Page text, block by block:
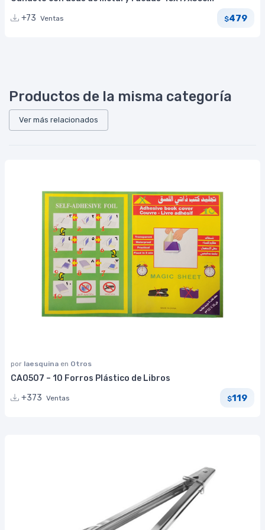
+73 Ventas $479
Productos de la misma categoría
Ver más relacionados
por laesquina en Otros
CA0507 – 10 Forros Plástico de Libros
+373 Ventas $119